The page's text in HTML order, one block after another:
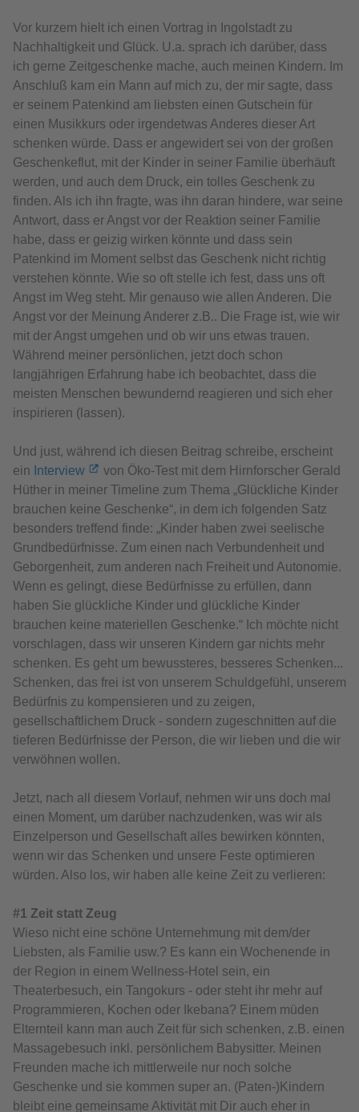
Vor kurzem hielt ich einen Vortrag in Ingolstadt zu
Nachhaltigkeit und Glück. U.a. sprach ich darüber, dass
ich gerne Zeitgeschenke mache, auch meinen Kindern. Im
Anschluß kam ein Mann auf mich zu, der mir sagte, dass
er seinem Patenkind am liebsten einen Gutschein für
einen Musikkurs oder irgendetwas Anderes dieser Art
schenken würde. Dass er angewidert sei von der großen
Geschenkeflut, mit der Kinder in seiner Familie überhäuft
werden, und auch dem Druck, ein tolles Geschenk zu
finden. Als ich ihn fragte, was ihn daran hindere, war seine
Antwort, dass er Angst vor der Reaktion seiner Familie
habe, dass er geizig wirken könnte und dass sein
Patenkind im Moment selbst das Geschenk nicht richtig
verstehen könnte. Wie so oft stelle ich fest, dass uns oft
Angst im Weg steht. Mir genauso wie allen Anderen. Die
Angst vor der Meinung Anderer z.B.. Die Frage ist, wie wir
mit der Angst umgehen und ob wir uns etwas trauen.
Während meiner persönlichen, jetzt doch schon
langjährigen Erfahrung habe ich beobachtet, dass die
meisten Menschen bewundernd reagieren und sich eher
inspirieren (lassen).
Und just, während ich diesen Beitrag schreibe, erscheint
ein Interview
von Öko-Test mit dem Hirnforscher Gerald
Hüther in meiner Timeline zum Thema „Glückliche Kinder
brauchen keine Geschenke“, in dem ich folgenden Satz
besonders treffend finde: „Kinder haben zwei seelische
Grundbedürfnisse. Zum einen nach Verbundenheit und
Geborgenheit, zum anderen nach Freiheit und Autonomie.
Wenn es gelingt, diese Bedürfnisse zu erfüllen, dann
haben Sie glückliche Kinder und glückliche Kinder
brauchen keine materiellen Geschenke.“ Ich möchte nicht
vorschlagen, dass wir unseren Kindern gar nichts mehr
schenken. Es geht um bewussteres, besseres Schenken...
Schenken, das frei ist von unserem Schuldgefühl, unserem
Bedürfnis zu kompensieren und zu zeigen,
gesellschaftlichem Druck - sondern zugeschnitten auf die
tieferen Bedürfnisse der Person, die wir lieben und die wir
verwöhnen wollen.
Jetzt, nach all diesem Vorlauf, nehmen wir uns doch mal
einen Moment, um darüber nachzudenken, was wir als
Einzelperson und Gesellschaft alles bewirken könnten,
wenn wir das Schenken und unsere Feste optimieren
würden. Also los, wir haben alle keine Zeit zu verlieren:
#1 Zeit statt Zeug
Wieso nicht eine schöne Unternehmung mit dem/der
Liebsten, als Familie usw.? Es kann ein Wochenende in
der Region in einem Wellness-Hotel sein, ein
Theaterbesuch, ein Tangokurs - oder steht ihr mehr auf
Programmieren, Kochen oder Ikebana? Einem müden
Elternteil kann man auch Zeit für sich schenken, z.B. einen
Massagebesuch inkl. persönlichem Babysitter. Meinen
Freunden mache ich mittlerweile nur noch solche
Geschenke und sie kommen super an. (Paten-)Kindern
bleibt eine gemeinsame Aktivität mit Dir auch eher in